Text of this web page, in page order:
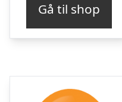
Gå til shop